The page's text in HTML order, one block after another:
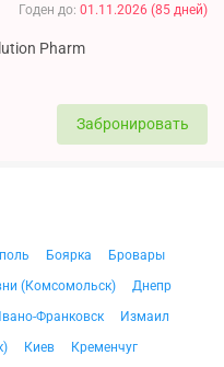
Годен до: 01.11.2026 (85 дней)
Pharm
Забронировать
Боярка
Бровары
(Комсомольск)
Днепр
Франковск
Измаил
Киев
Кременчуг